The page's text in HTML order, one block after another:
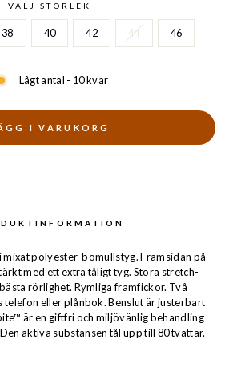
VÄLJ STORLEK
38 40 42 44 46
Lågt antal - 10 kvar
I VARUKORG
mixat polyester-bomullstyg. Framsidan på
med ett extra tåligt tyg. Stora stretch-
rörlighet. Rymliga framfickor. Två
eller plånbok. Benslut är justerbart
är en giftfri och miljövänlig behandling
aktiva substansen tål upp till 80 tvättar.